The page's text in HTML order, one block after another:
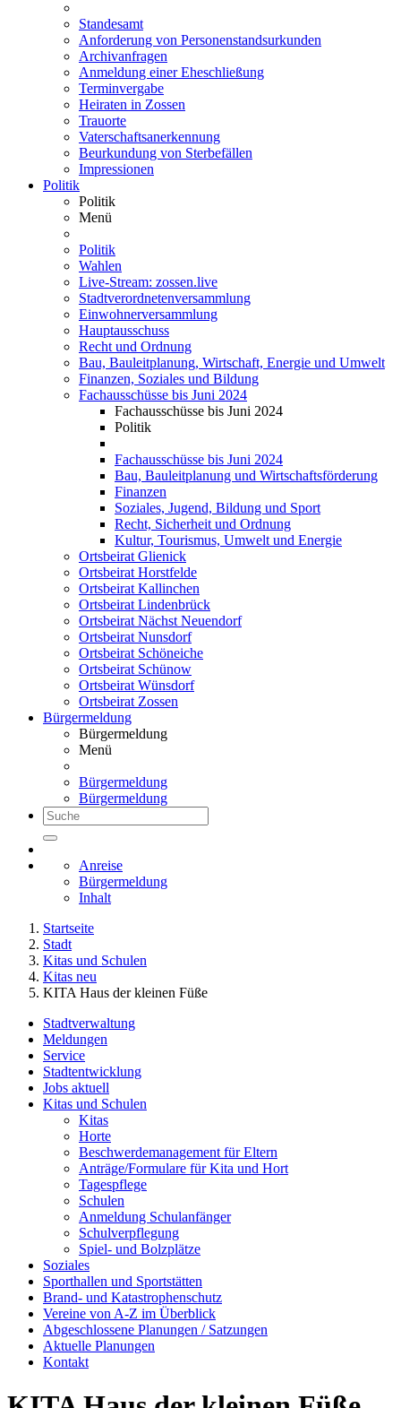
Standesamt
Anforderung von Personenstandsurkunden
Archivanfragen
Anmeldung einer Eheschließung
Terminvergabe
Heiraten in Zossen
Trauorte
Vaterschaftsanerkennung
Beurkundung von Sterbefällen
Impressionen
Politik
Politik
Menü
Politik
Wahlen
Live-Stream: zossen.live
Stadtverordnetenversammlung
Einwohnerversammlung
Hauptausschuss
Recht und Ordnung
Bau, Bauleitplanung, Wirtschaft, Energie und Umwelt
Finanzen, Soziales und Bildung
Fachausschüsse bis Juni 2024
Fachausschüsse bis Juni 2024
Politik
Fachausschüsse bis Juni 2024
Bau, Bauleitplanung und Wirtschaftsförderung
Finanzen
Soziales, Jugend, Bildung und Sport
Recht, Sicherheit und Ordnung
Kultur, Tourismus, Umwelt und Energie
Ortsbeirat Glienick
Ortsbeirat Horstfelde
Ortsbeirat Kallinchen
Ortsbeirat Lindenbrück
Ortsbeirat Nächst Neuendorf
Ortsbeirat Nunsdorf
Ortsbeirat Schöneiche
Ortsbeirat Schünow
Ortsbeirat Wünsdorf
Ortsbeirat Zossen
Bürgermeldung
Bürgermeldung
Menü
Bürgermeldung
Bürgermeldung
Anreise
Bürgermeldung
Inhalt
Startseite
Stadt
Kitas und Schulen
Kitas neu
KITA Haus der kleinen Füße
Stadtverwaltung
Meldungen
Service
Stadtentwicklung
Jobs aktuell
Kitas und Schulen
Kitas
Horte
Beschwerdemanagement für Eltern
Anträge/Formulare für Kita und Hort
Tagespflege
Schulen
Anmeldung Schulanfänger
Schulverpflegung
Spiel- und Bolzplätze
Soziales
Sporthallen und Sportstätten
Brand- und Katastrophenschutz
Vereine von A-Z im Überblick
Abgeschlossene Planungen / Satzungen
Aktuelle Planungen
Kontakt